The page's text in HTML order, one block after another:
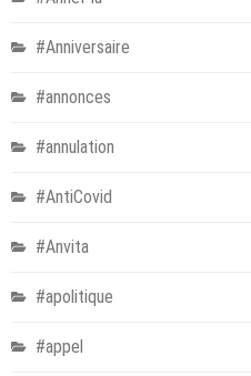
#Anniversaire
#annonces
#annulation
#AntiCovid
#Anvita
#apolitique
#appel